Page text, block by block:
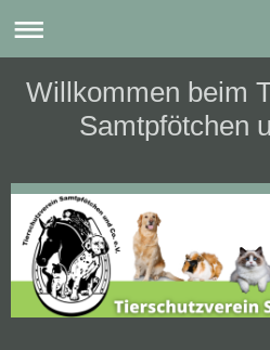
Willkommen beim
Samtpfötchen